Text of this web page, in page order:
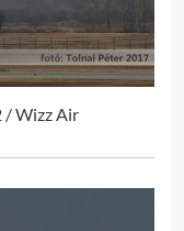
/ Wizz Air